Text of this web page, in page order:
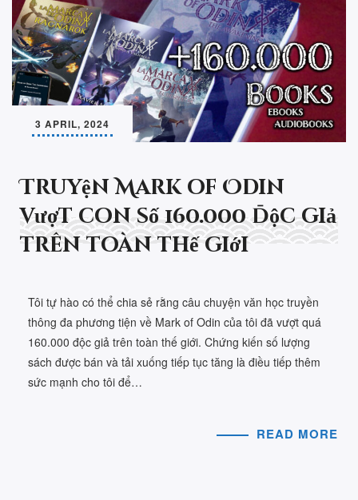
3 APRIL, 2024
Truyện Mark of Odin
vượt con số 160.000 độc giả
trên toàn thế giới
Tôi tự hào có thể chia sẻ rằng câu chuyện văn học truyền
thông đa phương tiện về Mark of Odin của tôi đã vượt quá
160.000 độc giả trên toàn thế giới. Chứng kiến số lượng
sách được bán và tải xuống tiếp tục tăng là điều tiếp thêm
sức mạnh cho tôi để…
READ MORE